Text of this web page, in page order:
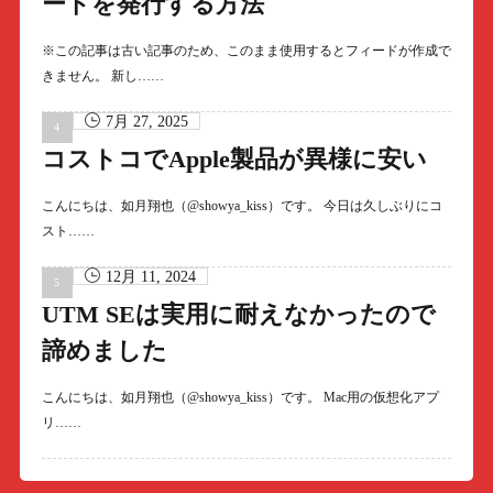
※この記事は古い記事のため、このまま使用するとフィードが作成で
きません。 新し……
7月 27, 2025
コストコでApple製品が異様に安い
こんにちは、如月翔也（@showya_kiss）です。 今日は久しぶりにコ
スト……
12月 11, 2024
UTM SEは実用に耐えなかったので
諦めました
こんにちは、如月翔也（@showya_kiss）です。 Mac用の仮想化アプ
リ……